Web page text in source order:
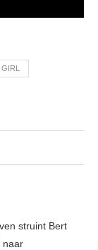
struint Bert
naar